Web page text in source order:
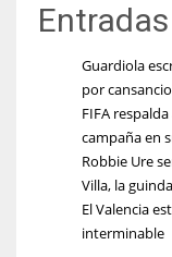
Guardiola
por cansancio
FIFA
campaña en
Robbie Ure
Villa, la
El Valencia
interminable